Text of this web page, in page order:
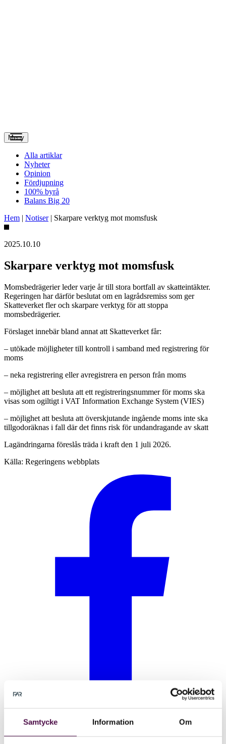
Samtycke Information Om
Meny
Alla artiklar
Nyheter
Opinion
Fördjupning
100% byrå
Balans Big 20
Hem | Notiser| Skarpare verktyg mot momsfusk
2025.10.10
Skarpare verktyg mot momsfusk
Momsbedrägerier leder varje år till stora bortfall av skatteintäkter.
Regeringen har därför beslutat om en lagrådsremiss som ger
Skatteverket fler och skarpare verktyg för att stoppa
momsbedrägerier.
Förslaget innebär bland annat att Skatteverket får:
– utökade möjligheter till kontroll i samband med registrering för
moms
– neka registrering eller avregistrera en person från moms
– möjlighet att besluta att ett registreringsnummer för moms ska
visas som ogiltigt i VAT Information Exchange System (VIES)
– möjlighet att besluta att överskjutande ingående moms inte ska
tillgodoräknas i fall där det finns risk för undandragande av skatt
Lagändringarna föreslås träda i kraft den 1 juli 2026.
Källa: Regeringens webbplats